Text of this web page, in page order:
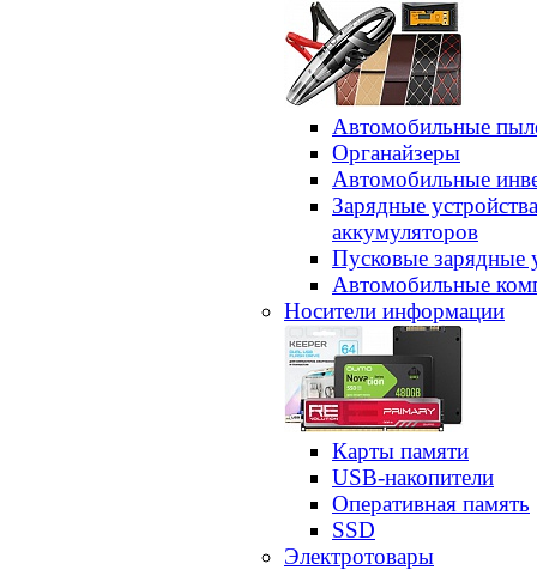
Автомобильные
Органайзеры
Автомобильные
Зарядные
аккумуляторов
Пусковые зарядные
Автомобильные
Носители информации
Карты памяти
USB-накопители
Оперативная память
SSD
Электротовары